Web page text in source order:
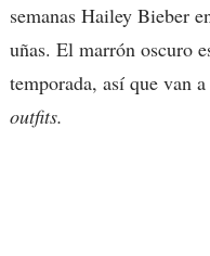
semanas Hailey Bieber
uñas. El marrón oscuro
temporada, así que van
outfits.